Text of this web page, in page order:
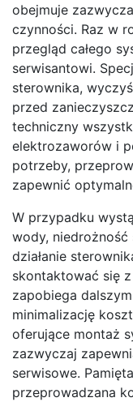
obejmuje
czynności. Raz w
przegląd całego
serwisantowi.
sterownika,
przed
techniczny
elektrozaworów i
potrzeby,
zapewnić
W przypadku
wody, niedrożność
działanie
skontaktować się
zapobiega
minimalizację
oferujące montaż
zazwyczaj
serwisowe.
przeprowadzana